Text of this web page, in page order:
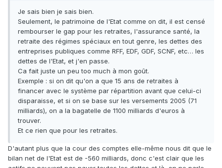
Je sais bien je sais bien.
Seulement, le patrimoine de l'Etat comme on dit, il est censé
rembourser le gap pour les retraites, l'assurance santé, la
retraite des régimes spéciaux en tout genre, les dettes des
entreprises publiques comme RFF, EDF, GDF, SCNF, etc… les
dettes de l'Etat, et j'en passe.
Ca fait juste un peu too much à mon goût.
Exemple : si on dit qu'on a que 15 ans de retraites à
financer avec le système par répartition avant que celui-ci
disparaisse, et si on se base sur les versements 2005 (71
milliards), on a la bagatelle de 1100 milliards d'euros à
trouver.
Et ce rien que pour les retraites.
D'autant plus que la cour des comptes elle-même nous dit que le
bilan net de l'Etat est de -560 milliards, donc c'est clair que les